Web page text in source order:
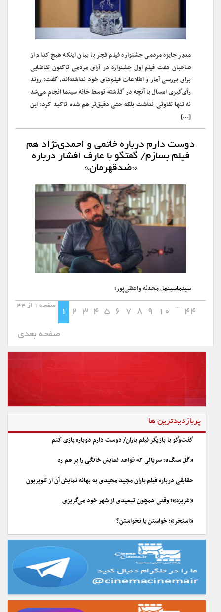
مدیر جایزه مردمی جشنواره فیلم فجر با بیان اینکه هیچ کدام از
صاحبان هفت فیلم اول جشنواره در آرای مردمی تاکنون تقاضایی
برای بررسی آمار و اطلاعات فیلم‌های خود نداشته‌اند، گفت: روند
رأی‌گیری امسال با آنچه در گذشته توسط خانه سینما انجام می‌شد
نه تنها تفاوتی نداشت بلکه حتی دقیق‌تر هم شده تاکید کرد: این
[…]
دوست دارم درباره خاتمی و احمدی‌نژاد هم
فیلم بسازم/ گفتگو با عارف افشار درباره
«ضدقهرمان»
سینماسینما، محدثه واعظی‌پور؛
صفحه 1 از 44
1 2 3 4 5 6 7 8 9 10
...
44
صفحه بعدی
پربازدیدترین ها
گفت‌وگو با بازیگر فیلم باران/ دوست دارم دوباره بازی کنم
«گل سنگ»؛ سریالی که قواعد نمایش خانگی را بر هم زد
حقایقی درباره فیلم باران مجید مجیدی به بهانه نمایش آن از تلویزیون
«غریزه»؛ وقتی همچون تبعیدی از شهر خود می‌گریزی
«استخر»؛ خواستن یا نخواستن؟